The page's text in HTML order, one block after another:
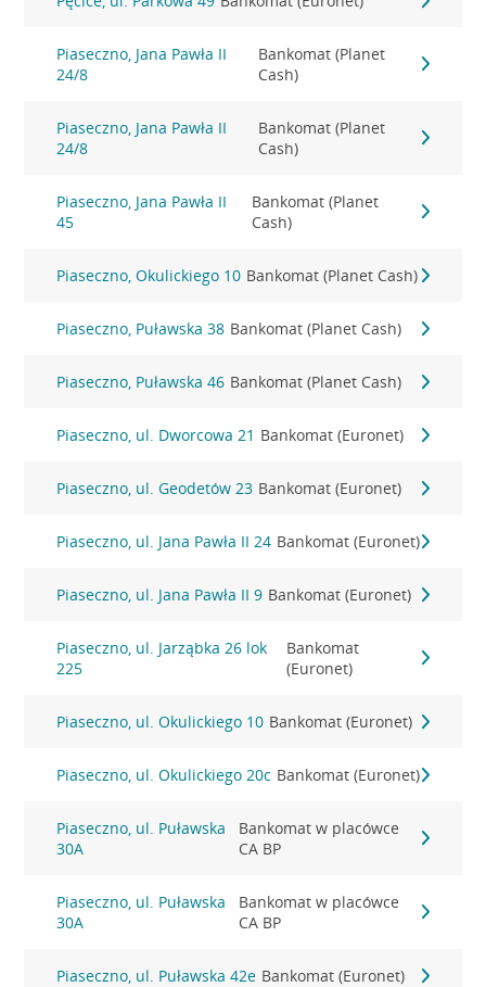
Piaseczno, Jana Pawła II
24/8
Bankomat (Planet
Cash)
Piaseczno, Jana Pawła II
24/8
Bankomat (Planet
Cash)
Piaseczno, Jana Pawła II
45
Bankomat (Planet
Cash)
Piaseczno, Okulickiego 10 Bankomat (Planet Cash)
Piaseczno, Puławska 38 Bankomat (Planet Cash)
Piaseczno, Puławska 46 Bankomat (Planet Cash)
Piaseczno, ul. Dworcowa 21 Bankomat (Euronet)
Piaseczno, ul. Geodetów 23 Bankomat (Euronet)
Piaseczno, ul. Jana Pawła II 24 Bankomat (Euronet)
Piaseczno, ul. Jana Pawła II 9 Bankomat (Euronet)
Piaseczno, ul. Jarząbka 26 lok
225
Bankomat
(Euronet)
Piaseczno, ul. Okulickiego 10 Bankomat (Euronet)
Piaseczno, ul. Okulickiego 20c Bankomat (Euronet)
Piaseczno, ul. Puławska
30A
Bankomat w placówce
CA BP
Piaseczno, ul. Puławska
30A
Bankomat w placówce
CA BP
Piaseczno, ul. Puławska 42e Bankomat (Euronet)